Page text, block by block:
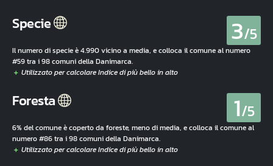
Specie 3/5
Il numero di specie è 4.990 vicino a media, e colloca il comune al numero
#59 tra i 98 comuni della Danimarca.
Foresta 1/5
6% del comune è coperto da foreste, meno di media, e colloca il comune al
numero #86 tra i 98 comuni della Danimarca.